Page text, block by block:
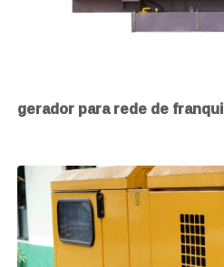
gerador para rede de